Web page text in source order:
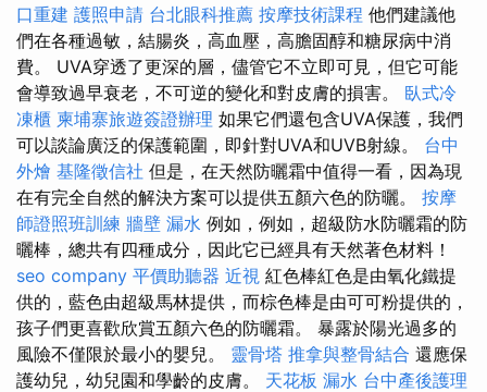
口重建 護照申請 台北眼科推薦 按摩技術課程 他們建議他
們在各種過敏，結腸炎，高血壓，高膽固醇和糖尿病中消
費。 UVA穿透了更深的層，儘管它不立即可見，但它可能
會導致過早衰老，不可逆的變化和對皮膚的損害。 臥式冷
凍櫃 柬埔寨旅遊簽證辦理 如果它們還包含UVA保護，我們
可以談論廣泛的保護範圍，即針對UVA和UVB射線。 台中
外燴 基隆徵信社 但是，在天然防曬霜中值得一看，因為現
在有完全自然的解決方案可以提供五顏六色的防曬。 按摩
師證照班訓練 牆壁 漏水 例如，例如，超級防水防曬霜的防
曬棒，總共有四種成分，因此它已經具有天然著色材料！
seo company 平價助聽器 近視 紅色棒紅色是由氧化鐵提
供的，藍色由超級馬林提供，而棕色棒是由可可粉提供的，
孩子們更喜歡欣賞五顏六色的防曬霜。 暴露於陽光過多的
風險不僅限於最小的嬰兒。 靈骨塔 推拿與整骨結合 還應保
護幼兒，幼兒園和學齡的皮膚。 天花板 漏水 台中產後護理